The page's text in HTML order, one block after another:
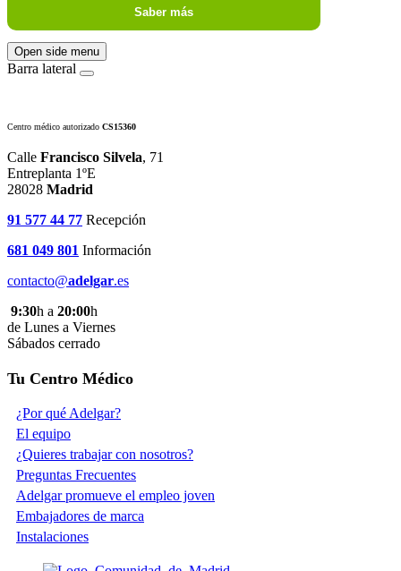
Saber más
Open side menu
Barra lateral
Centro médico autorizado CS15360
Calle Francisco Silvela, 71
Entreplanta 1ºE
28028 Madrid
91 577 44 77 Recepción
681 049 801 Información
contacto@adelgar.es
9:30h a 20:00h
de Lunes a Viernes
Sábados cerrado
Tu Centro Médico
¿Por qué Adelgar?
El equipo
¿Quieres trabajar con nosotros?
Preguntas Frecuentes
Adelgar promueve el empleo joven
Embajadores de marca
Instalaciones